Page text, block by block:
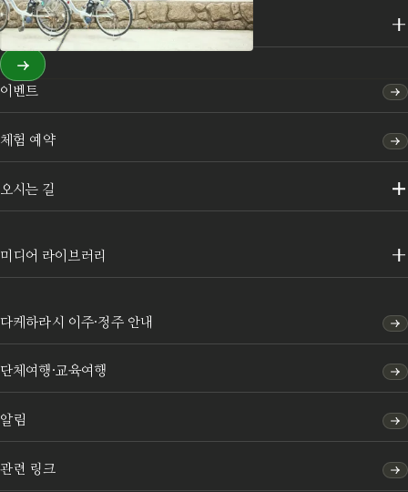
명소·체험
이벤트
체험 예약
오시는 길
미디어 라이브러리
다케하라시 이주·정주 안내
단체여행·교육여행
알림
관련 링크